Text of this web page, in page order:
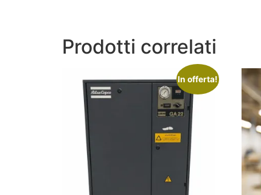
Prodotti correlati
In offerta!